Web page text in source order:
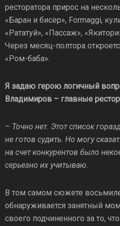
ресторатора прирос на
«Баран и бисер», Formaggi,
«Рататуй», «Пассаж»,
Через месяц-полтора
«Ром-баба».
Я задаю герою логичный
Владимиров – главные
– Точно нет. Этот список
не готов судить. Но могу
на счет конкурентов было
серьезно их учитываю.
В том самом сюжете
обнаруживается занятный
своего подчиненного за то,